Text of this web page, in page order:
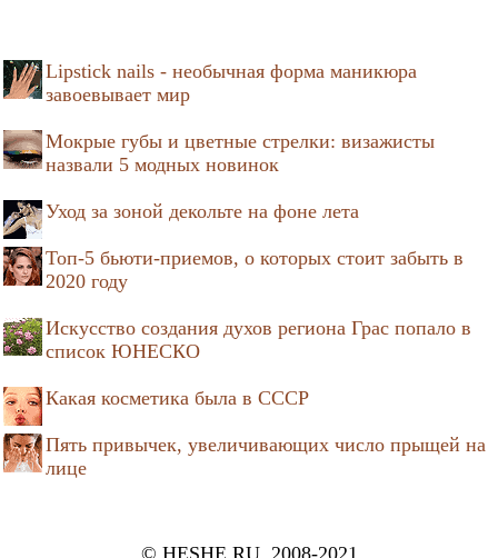
Lipstick nails - необычная форма маникюра
завоевывает мир
Мокрые губы и цветные стрелки: визажисты
назвали 5 модных новинок
Уход за зоной декольте на фоне лета
Топ-5 бьюти-приемов, о которых стоит забыть в
2020 году
Искусство создания духов региона Грас попало в
список ЮНЕСКО
Какая косметика была в СССР
Пять привычек, увеличивающих число прыщей на
лице